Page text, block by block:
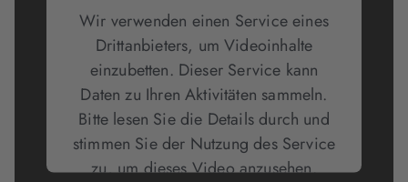
Wir verwenden einen Service eines
Drittanbieters, um Videoinhalte
einzubetten. Dieser Service kann
Daten zu Ihren Aktivitäten sammeln.
Bitte lesen Sie die Details durch und
stimmen Sie der Nutzung des Service
zu, um dieses Video anzusehen.